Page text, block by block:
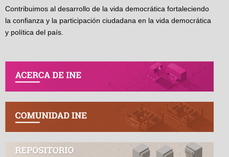
Contribuimos al desarrollo de la vida democrática fortaleciendo
la confianza y la participación ciudadana en la vida democrática
y política del país.